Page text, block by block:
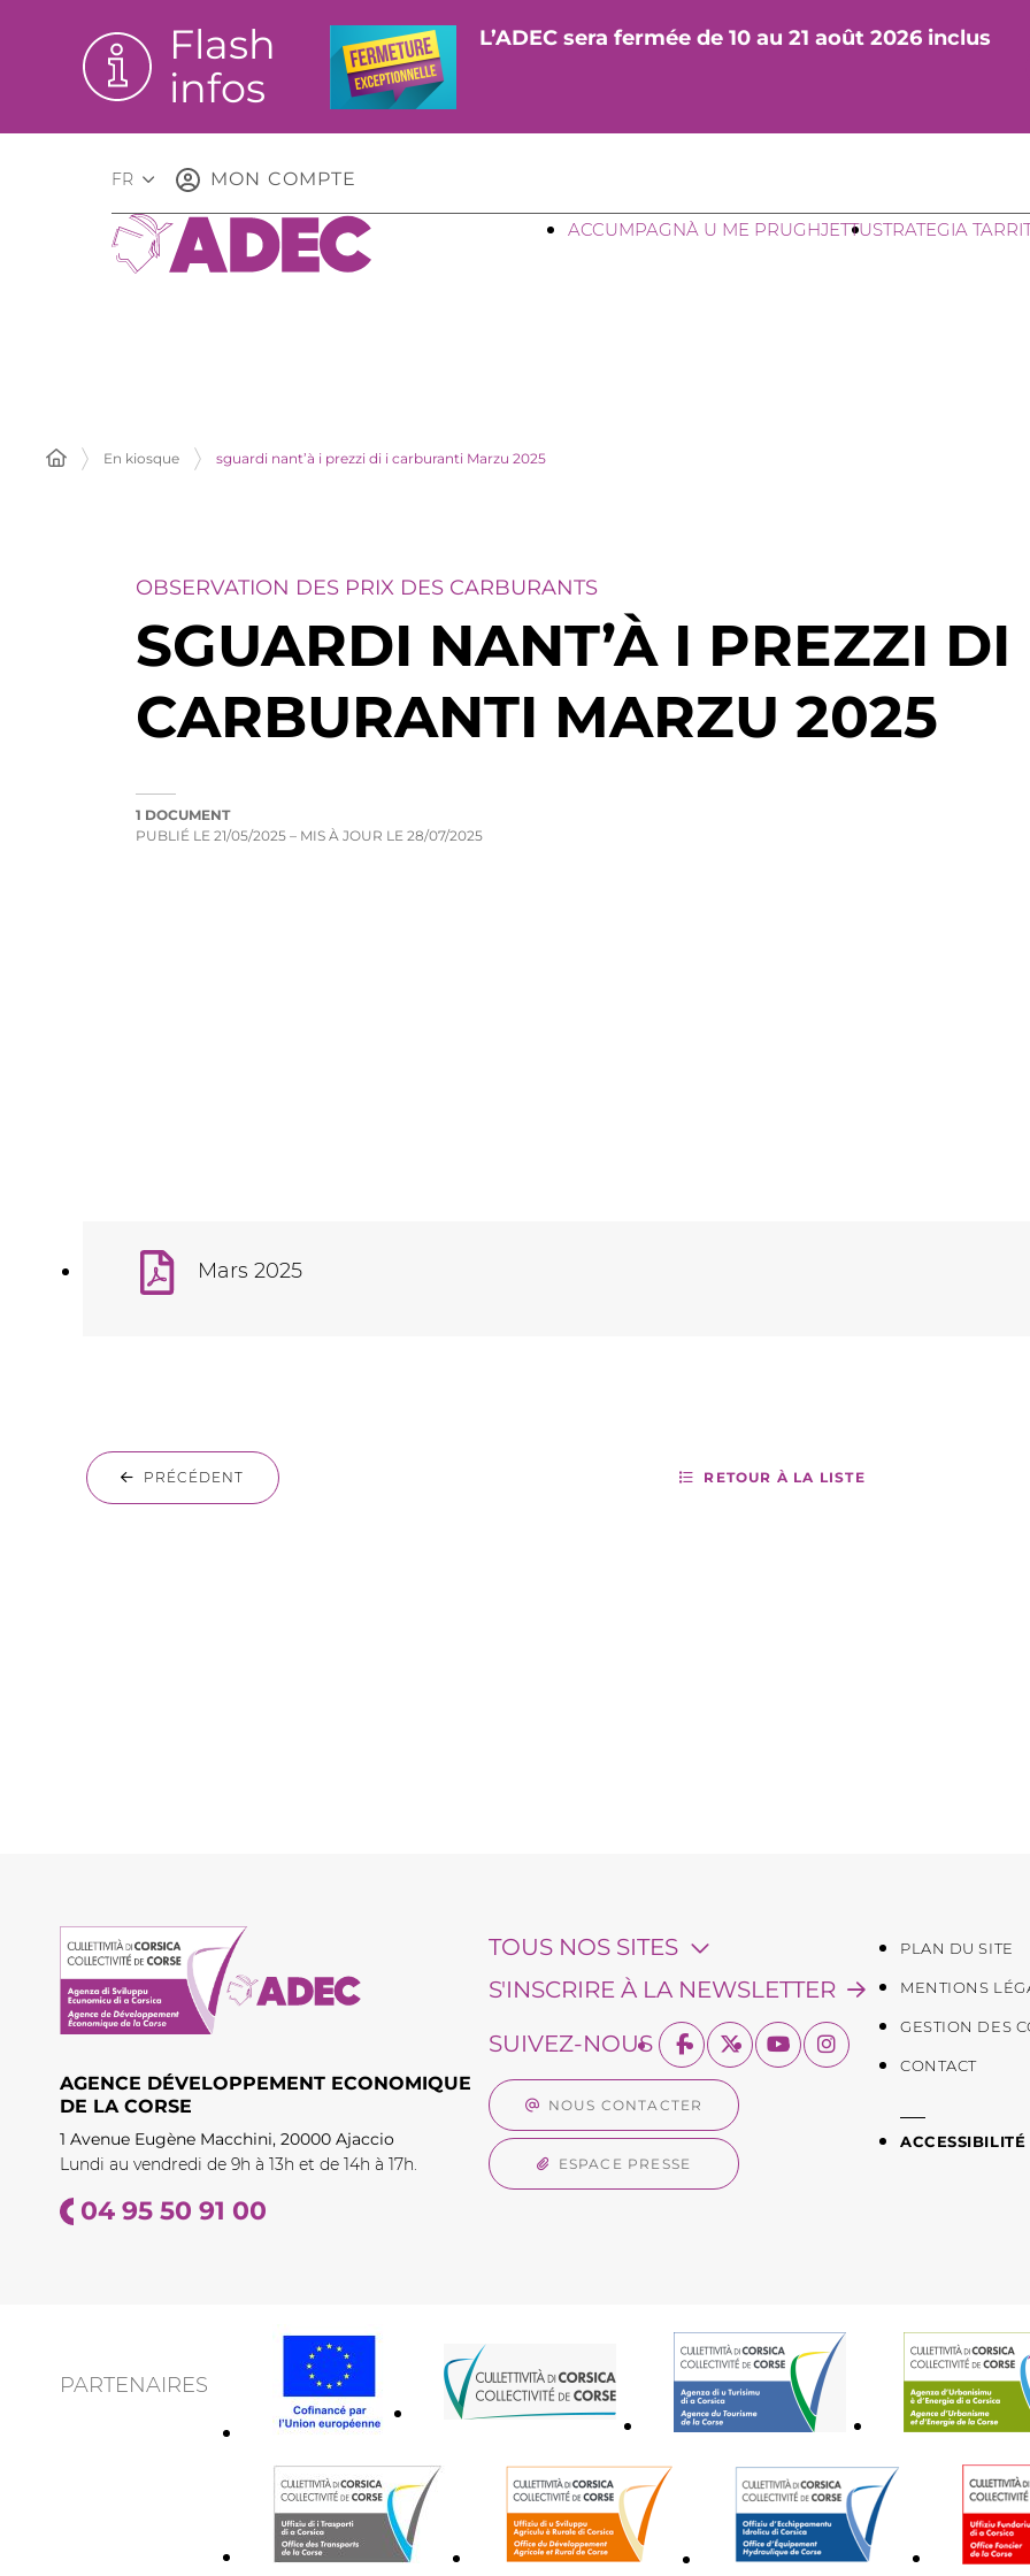
Flash
infos
L’ADEC sera fermée de 10 au 21 août 2026 inclus
FR MON COMPTE
ACCUMPAGNÀ U ME PRUGHJETTUSTRATEGIA
En kiosque sguardi nant’à i prezzi di i carburanti Marzu 2025
OBSERVATION DES PRIX DES CARBURANTS
SGUARDI NANT’À I PREZZI DI
CARBURANTI MARZU 2025
1 DOCUMENT
PUBLIÉ LE 21/05/2025 – MIS À JOUR LE 28/07/2025
Mars 2025
PRÉCÉDENT RETOUR À LA LISTE
AGENCE DÉVELOPPEMENT ECONOMIQUE
DE LA CORSE
1 Avenue Eugène Macchini, 20000 Ajaccio
Lundi au vendredi de 9h à 13h et de 14h à 17h.
04 95 50 91 00
TOUS NOS SITES
S'INSCRIRE À LA NEWSLETTER
SUIVEZ-NOUS
NOUS CONTACTER
ESPACE PRESSE
PLAN DU SITE
MENTIONS
GESTION DES
CONTACT
PARTENAIRES